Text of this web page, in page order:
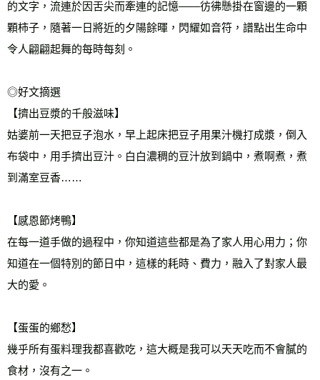
的文字，流連於因舌尖而牽連的記憶——彷彿懸掛在窗邊的一顆
顆柿子，隨著一日將近的夕陽餘暉，閃耀如音符，譜點出生命中
令人翩翩起舞的每時每刻。
◎好文摘選
【擠出豆漿的千般滋味】
姑婆前一天把豆子泡水，早上起床把豆子用果汁機打成漿，倒入
布袋中，用手擠出豆汁。白白濃稠的豆汁放到鍋中，煮啊煮，煮
到滿室豆香……
【感恩節烤鴨】
在每一道手做的過程中，你知道這些都是為了家人用心用力；你
知道在一個特別的節日中，這樣的耗時、費力，融入了對家人最
大的愛。
【蛋蛋的鄉愁】
幾乎所有蛋料理我都喜歡吃，這大概是我可以天天吃而不會膩的
食材，沒有之一。